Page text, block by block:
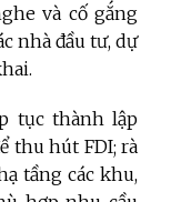
và cố gắng
nhà đầu tư, dự
tục thành lập
thu hút FDI; rà
tầng các khu,